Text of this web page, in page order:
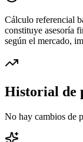
Cálculo referencial
constituye asesoría
según el mercado,
Historial de
No hay cambios de